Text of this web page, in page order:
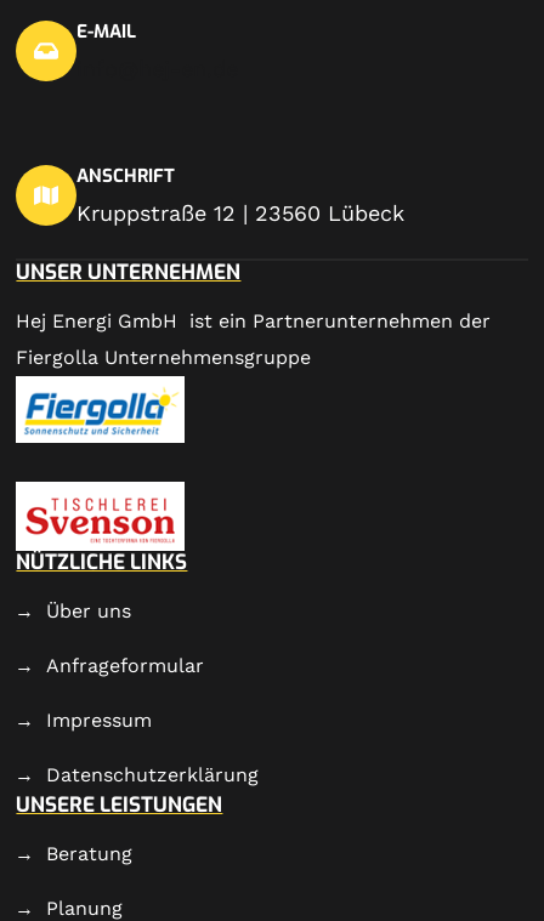
E-MAIL
ANSCHRIFT
Kruppstraße 12 | 23560 Lübeck
UNSER UNTERNEHMEN
Hej Energi GmbH ist ein Partnerunternehmen der
Fiergolla Unternehmensgruppe
NÜTZLICHE LINKS
Über uns
Anfrageformular
Impressum
Datenschutzerklärung
UNSERE LEISTUNGEN
Beratung
Planung